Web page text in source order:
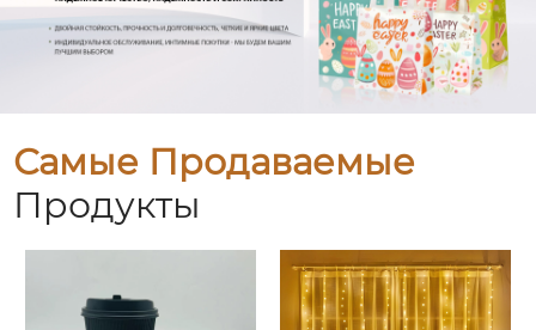
Самые Продаваемые
Продукты